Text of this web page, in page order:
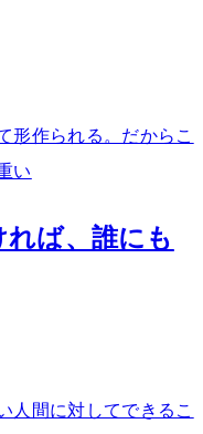
形作られる。だからこ
い
ば、誰にも
人間に対してできるこ